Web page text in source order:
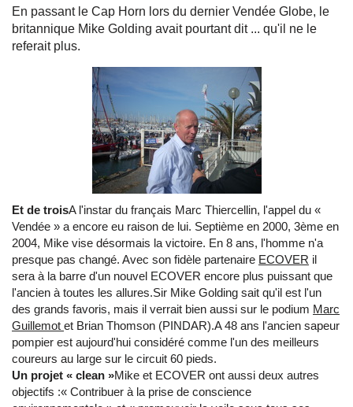
En passant le Cap Horn lors du dernier Vendée Globe, le
britannique Mike Golding avait pourtant dit ... qu'il ne le
referait plus.
Et de troisA l'instar du français Marc Thiercellin, l'appel du «
Vendée » a encore eu raison de lui. Septième en 2000, 3ème en
2004, Mike vise désormais la victoire. En 8 ans, l'homme n'a
presque pas changé. Avec son fidèle partenaire ECOVER il
sera à la barre d'un nouvel ECOVER encore plus puissant que
l'ancien à toutes les allures.Sir Mike Golding sait qu'il est l'un
des grands favoris, mais il verrait bien aussi sur le podium Marc
Guillemot et Brian Thomson (PINDAR).A 48 ans l'ancien sapeur
pompier est aujourd'hui considéré comme l'un des meilleurs
coureurs au large sur le circuit 60 pieds.
Un projet « clean »Mike et ECOVER ont aussi deux autres
objectifs :« Contribuer à la prise de conscience